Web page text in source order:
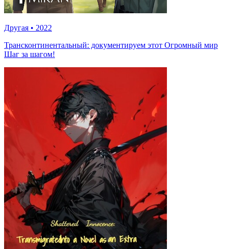
Другая • 2022
Трансконтинентальный: документируем этот Огромный мир
Шаг за шагом!